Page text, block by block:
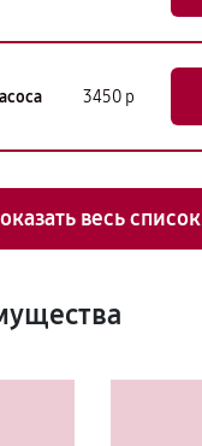
3450 р
весь список